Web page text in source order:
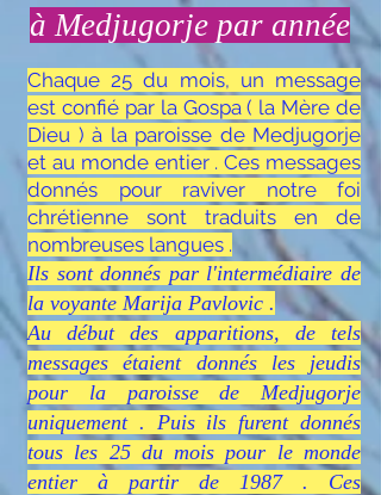
à Medjugorje par année
Chaque 25 du mois, un message
est confié par la Gospa ( la Mère de
Dieu ) à la paroisse de Medjugorje
et au monde entier . Ces messages
donnés pour raviver notre foi
chrétienne sont traduits en de
nombreuses langues .
Ils sont donnés par l'intermédiaire de
la voyante Marija Pavlovic .
Au début des apparitions, de tels
messages étaient donnés les jeudis
pour la paroisse de Medjugorje
uniquement . Puis ils furent donnés
tous les 25 du mois pour le monde
entier à partir de 1987 . Ces